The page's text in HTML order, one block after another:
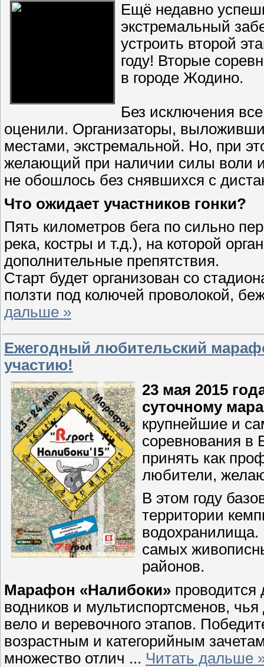
Ещё недавно
экстремальный
устроить второй
году! Вторые
в городе Жодино.
Без исключения
оценили. Организаторы,
местами, экстремальной. Но, при
желающий при наличии силы воли и
не обошлось без снявшихся с
Что ожидает участников гонки?
Пять километров бега по сильно
река, костры и т.д.), на которой
дополнительные препятствия.
Старт будет организован со
ползти под колючей проволокой,
дальше »
Ежегодный любительский
участию!
23 мая 2015
суточному
крупнейшие и
соревнования в
принять как
любители,
В этом году
территории
самых
районов.
Марафон «Налибоки» проводится
водников и мультиспортсменов, чья
вело и веревочного этапов.
возрастным и категорийным
множество отлич ... Читать дальше